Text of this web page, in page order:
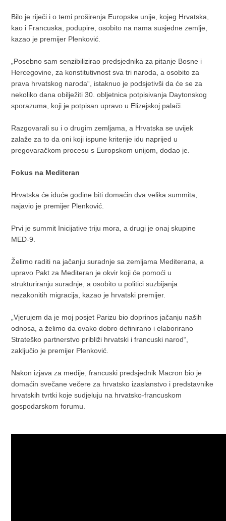
Bilo je riječi i o temi proširenja Europske unije, kojeg Hrvatska,
kao i Francuska, podupire, osobito na nama susjedne zemlje,
kazao je premijer Plenković.
„Posebno sam senzibilizirao predsjednika za pitanje Bosne i
Hercegovine, za konstitutivnost sva tri naroda, a osobito za
prava hrvatskog naroda“, istaknuo je podsjetivši da će se za
nekoliko dana obilježiti 30. obljetnica potpisivanja Daytonskog
sporazuma, koji je potpisan upravo u Elizejskoj palači.
Razgovarali su i o drugim zemljama, a Hrvatska se uvijek
zalaže za to da oni koji ispune kriterije idu naprijed u
pregovaračkom procesu s Europskom unijom, dodao je.
Fokus na Mediteran
Hrvatska će iduće godine biti domaćin dva velika summita,
najavio je premijer Plenković.
Prvi je summit Inicijative triju mora, a drugi je onaj skupine
MED-9.
Želimo raditi na jačanju suradnje sa zemljama Mediterana, a
upravo Pakt za Mediteran je okvir koji će pomoći u
strukturiranju suradnje, a osobito u politici suzbijanja
nezakonitih migracija, kazao je hrvatski premijer.
„Vjerujem da je moj posjet Parizu bio doprinos jačanju naših
odnosa, a želimo da ovako dobro definirano i elaborirano
Strateško partnerstvo približi hrvatski i francuski narod“,
zaključio je premijer Plenković.
Nakon izjava za medije, francuski predsjednik Macron bio je
domaćin svečane večere za hrvatsko izaslanstvo i predstavnike
hrvatskih tvrtki koje sudjeluju na hrvatsko-francuskom
gospodarskom forumu.